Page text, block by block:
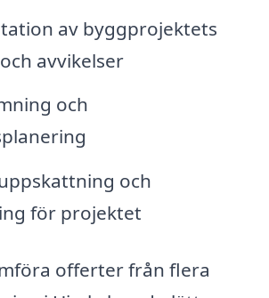
av byggprojektets
avvikelser
och
och
för projektet
offerter från flera